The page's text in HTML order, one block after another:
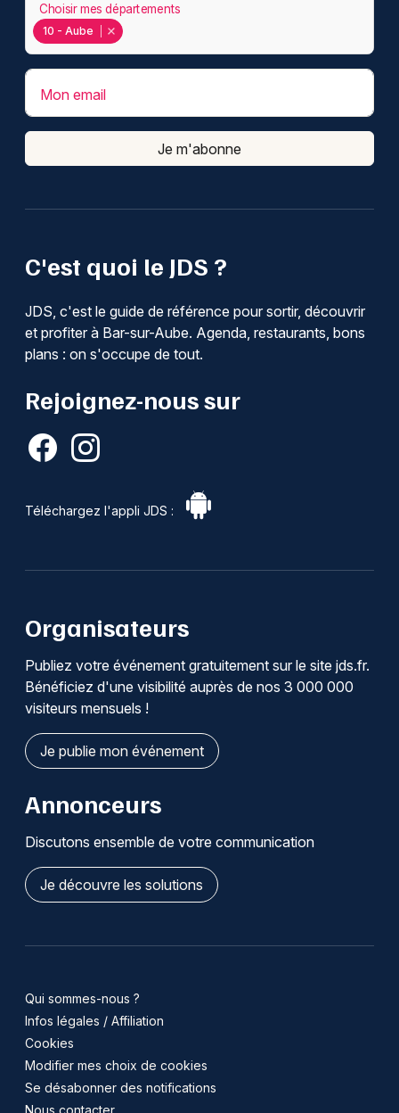
C'est quoi le JDS ?
JDS, c'est le guide de référence pour sortir, découvrir
et profiter à Bar-sur-Aube. Agenda, restaurants, bons
plans : on s'occupe de tout.
Rejoignez-nous sur
Téléchargez l'appli JDS :
10 - Aube
Choisir mes départements
Mon email
Je m'abonne
Organisateurs
Publiez votre événement gratuitement sur le site jds.fr.
Bénéficiez d'une visibilité auprès de nos 3 000 000
visiteurs mensuels !
Je publie mon événement
Annonceurs
Discutons ensemble de votre communication
Je découvre les solutions
Qui sommes-nous ?
Infos légales / Affiliation
Cookies
Modifier mes choix de cookies
Se désabonner des notifications
Nous contacter